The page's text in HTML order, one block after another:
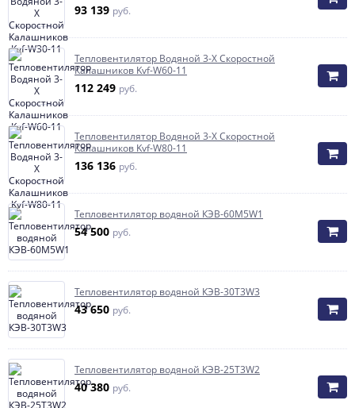
93 139 руб.
Тепловентилятор Водяной 3-Х Скоростной
Калашников Kvf-W60-11
112 249 руб.
Тепловентилятор Водяной 3-Х Скоростной
Калашников Kvf-W80-11
136 136 руб.
Тепловентилятор водяной КЭВ-60М5W1
54 500 руб.
Тепловентилятор водяной КЭВ-30T3W3
43 650 руб.
Тепловентилятор водяной КЭВ-25T3W2
40 380 руб.